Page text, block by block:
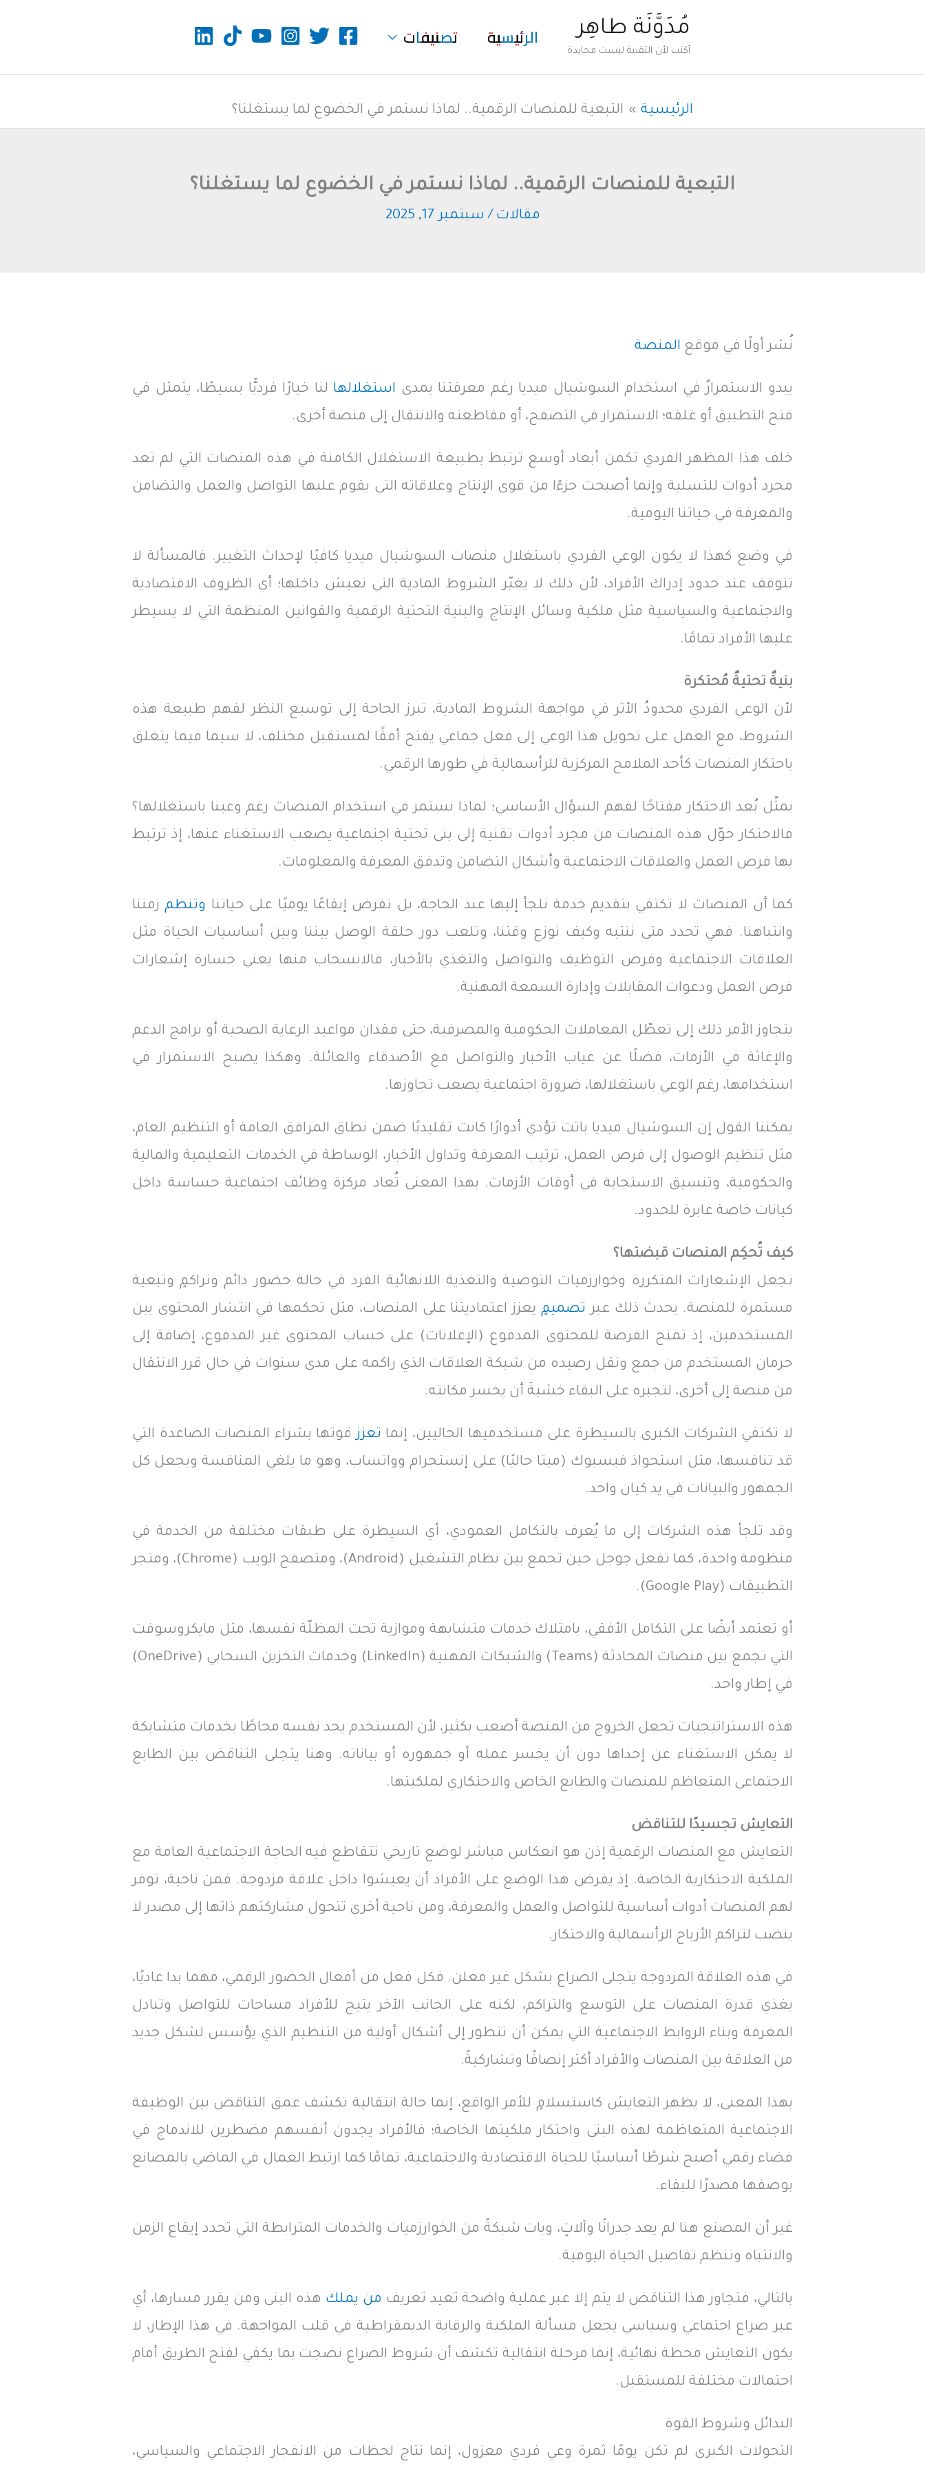
مُدَوَّنَة طاهِر
أكتب لأن التقنية ليست محايدة الرئيسية تصنيفات
الرئيسية التبعية للمنصات الرقمية.. لماذا نستمر في الخضوع لما يستغلنا؟
التبعية للمنصات الرقمية.. لماذا نستمر في الخضوع لما يستغلنا؟
مقالات / سبتمبر 17, 2025
نُشر أولًا في موقع المنصة
يبدو الاستمرارُ في استخدام السوشيال ميديا رغم معرفتنا بمدى استغلالها لنا خيارًا فرديًّا بسيطًا، يتمثل في
فتح التطبيق أو غلقه؛ الاستمرار في التصفح، أو مقاطعته والانتقال إلى منصة أخرى.
خلف هذا المظهر الفردي تكمن أبعاد أوسع ترتبط بطبيعة الاستغلال الكامنة في هذه المنصات التي لم تعد
مجرد أدوات للتسلية وإنما أصبحت جزءًا من قوى الإنتاج وعلاقاته التي يقوم عليها التواصل والعمل والتضامن
والمعرفة في حياتنا اليومية.
في وضع كهذا لا يكون الوعي الفردي باستغلال منصات السوشيال ميديا كافيًا لإحداث التغيير. فالمسألة لا
تتوقف عند حدود إدراك الأفراد، لأن ذلك لا يغيّر الشروط المادية التي نعيش داخلها؛ أي الظروف الاقتصادية
والاجتماعية والسياسية مثل ملكية وسائل الإنتاج والبنية التحتية الرقمية والقوانين المنظمة التي لا يسيطر
عليها الأفراد تمامًا.
بنيةٌ تحتيةٌ مُحتكرة
لأن الوعي الفردي محدودُ الأثر في مواجهة الشروط المادية، تبرز الحاجة إلى توسيع النظر لفهم طبيعة هذه
الشروط، مع العمل على تحويل هذا الوعي إلى فعل جماعي يفتح أفقًا لمستقبل مختلف، لا سيما فيما يتعلق
باحتكار المنصات كأحد الملامح المركزية للرأسمالية في طورها الرقمي.
يمثّل بُعد الاحتكار مفتاحًا لفهم السؤال الأساسي؛ لماذا نستمر في استخدام المنصات رغم وعينا باستغلالها؟
فالاحتكار حوّل هذه المنصات من مجرد أدوات تقنية إلى بنى تحتية اجتماعية يصعب الاستغناء عنها، إذ ترتبط
بها فرص العمل والعلاقات الاجتماعية وأشكال التضامن وتدفق المعرفة والمعلومات.
كما أن المنصات لا تكتفي بتقديم خدمة نلجأ إليها عند الحاجة، بل تفرض إيقاعًا يوميًا على حياتنا وتنظم زمننا
وانتباهنا. فهي تحدد متى ننتبه وكيف نوزع وقتنا، وتلعب دور حلقة الوصل بيننا وبين أساسيات الحياة مثل
العلاقات الاجتماعية وفرص التوظيف والتواصل والتغذي بالأخبار، فالانسحاب منها يعني خسارة إشعارات
فرص العمل ودعوات المقابلات وإدارة السمعة المهنية.
يتجاوز الأمر ذلك إلى تعطّل المعاملات الحكومية والمصرفية، حتى فقدان مواعيد الرعاية الصحية أو برامج الدعم
والإغاثة في الأزمات، فضلًا عن غياب الأخبار والتواصل مع الأصدقاء والعائلة. وهكذا يصبح الاستمرار في
استخدامها، رغم الوعي باستغلالها، ضرورة اجتماعية يصعب تجاوزها.
يمكننا القول إن السوشيال ميديا باتت تؤدي أدوارًا كانت تقليديًا ضمن نطاق المرافق العامة أو التنظيم العام،
مثل تنظيم الوصول إلى فرص العمل، ترتيب المعرفة وتداول الأخبار، الوساطة في الخدمات التعليمية والمالية
والحكومية، وتنسيق الاستجابة في أوقات الأزمات. بهذا المعنى تُعاد مركزة وظائف اجتماعية حساسة داخل
كيانات خاصة عابرة للحدود.
كيف تُحكِم المنصات قبضتها؟
تجعل الإشعارات المتكررة وخوارزميات التوصية والتغذية اللانهائية الفرد في حالة حضور دائم وتراكمٍ وتبعية
مستمرة للمنصة. يحدث ذلك عبر تصميمٍ يعزز اعتماديتنا على المنصات، مثل تحكمها في انتشار المحتوى بين
المستخدمين، إذ تمنح الفرصة للمحتوى المدفوع (الإعلانات) على حساب المحتوى غير المدفوع، إضافة إلى
حرمان المستخدم من جمع ونقل رصيده من شبكة العلاقات الذي راكمه على مدى سنوات في حال قرر الانتقال
من منصة إلى أخرى، لتجبره على البقاء خشيةَ أن يخسر مكانته.
لا تكتفي الشركات الكبرى بالسيطرة على مستخدميها الحاليين، إنما تعزز قوتها بشراء المنصات الصاعدة التي
قد تنافسها، مثل استحواذ فيسبوك (ميتا حاليًا) على إنستجرام وواتساب، وهو ما يلغي المنافسة ويجعل كل
الجمهور والبيانات في يد كيان واحد.
وقد تلجأ هذه الشركات إلى ما يُعرف بالتكامل العمودي، أي السيطرة على طبقات مختلفة من الخدمة في
منظومة واحدة، كما تفعل جوجل حين تجمع بين نظام التشغيل (Android)، ومتصفح الويب (Chrome)، ومتجر
التطبيقات (Google Play).
أو تعتمد أيضًا على التكامل الأفقي، بامتلاك خدمات متشابهة وموازية تحت المظلّة نفسها، مثل مايكروسوفت
التي تجمع بين منصات المحادثة (Teams) والشبكات المهنية (LinkedIn) وخدمات التخزين السحابي (OneDrive)
في إطار واحد.
هذه الاستراتيجيات تجعل الخروج من المنصة أصعب بكثير، لأن المستخدم يجد نفسه محاطًا بخدمات متشابكة
لا يمكن الاستغناء عن إحداها دون أن يخسر عمله أو جمهوره أو بياناته. وهنا يتجلى التناقض بين الطابع
الاجتماعي المتعاظم للمنصات والطابع الخاص والاحتكاري لملكيتها.
التعايش تجسيدًا للتناقض
التعايش مع المنصات الرقمية إذن هو انعكاس مباشر لوضع تاريخي تتقاطع فيه الحاجة الاجتماعية العامة مع
الملكية الاحتكارية الخاصة. إذ يفرض هذا الوضع على الأفراد أن يعيشوا داخل علاقة مزدوجة. فمن ناحية، توفر
لهم المنصات أدوات أساسية للتواصل والعمل والمعرفة، ومن ناحية أخرى تتحول مشاركتهم ذاتها إلى مصدر لا
ينضب لتراكم الأرباح الرأسمالية والاحتكار.
في هذه العلاقة المزدوجة يتجلى الصراع بشكل غير معلن. فكل فعل من أفعال الحضور الرقمي، مهما بدا عاديًا،
يغذي قدرة المنصات على التوسع والتراكم، لكنه على الجانب الآخر يتيح للأفراد مساحات للتواصل وتبادل
المعرفة وبناء الروابط الاجتماعية التي يمكن أن تتطور إلى أشكال أولية من التنظيم الذي يؤسس لشكل جديد
من العلاقة بين المنصات والأفراد أكثر إنصافًا وتشاركيةً.
بهذا المعنى، لا يظهر التعايش كاستسلامٍ للأمر الواقع، إنما حالة انتقالية تكشف عمق التناقض بين الوظيفة
الاجتماعية المتعاظمة لهذه البنى واحتكار ملكيتها الخاصة؛ فالأفراد يجدون أنفسهم مضطرين للاندماج في
فضاء رقمي أصبح شرطًا أساسيًا للحياة الاقتصادية والاجتماعية، تمامًا كما ارتبط العمال في الماضي بالمصانع
بوصفها مصدرًا للبقاء.
غير أن المصنع هنا لم يعد جدرانًا وآلاتٍ، وبات شبكةً من الخوارزميات والخدمات المترابطة التي تحدد إيقاع الزمن
والانتباه وتنظم تفاصيل الحياة اليومية.
بالتالي، فتجاوز هذا التناقض لا يتم إلا عبر عملية واضحة تعيد تعريف من يملك هذه البنى ومن يقرر مسارها، أي
عبر صراع اجتماعي وسياسي يجعل مسألة الملكية والرقابة الديمقراطية في قلب المواجهة. في هذا الإطار، لا
يكون التعايش محطة نهائية، إنما مرحلة انتقالية تكشف أن شروط الصراع نضجت بما يكفي لفتح الطريق أمام
احتمالات مختلفة للمستقبل.
البدائل وشروط القوة
التحولات الكبرى لم تكن يومًا ثمرة وعي فردي معزول، إنما نتاج لحظات من الانفجار الاجتماعي والسياسي،